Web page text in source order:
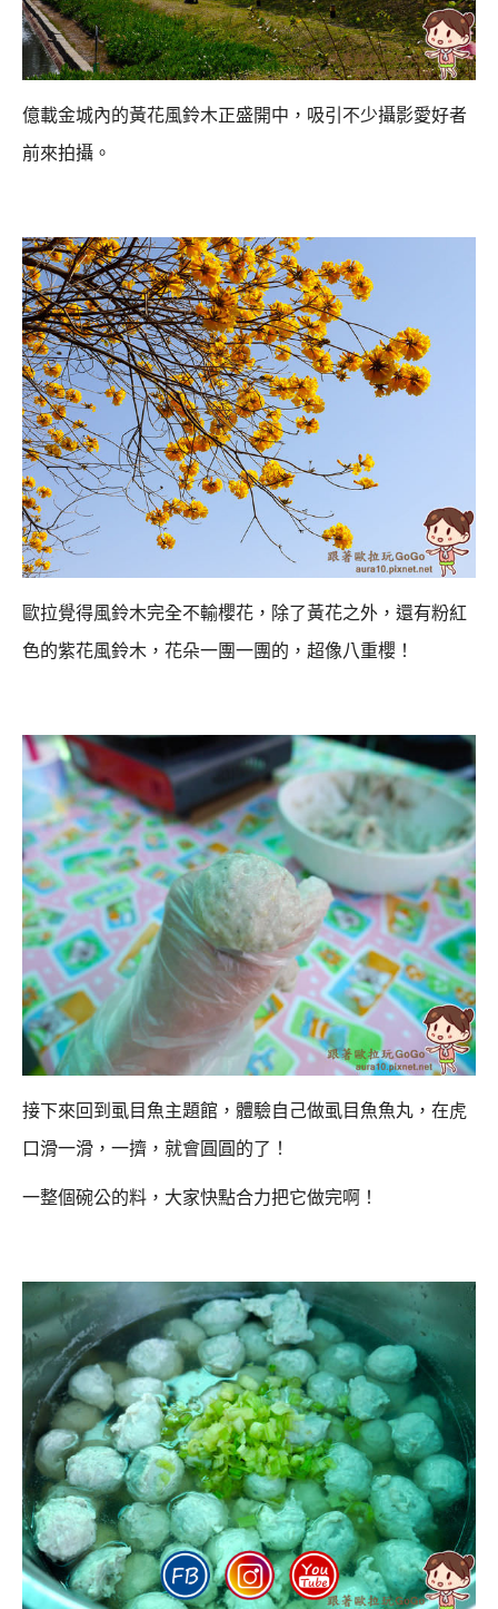
億載金城內的黃花風鈴木正盛開中，吸引不少攝影愛好者
前來拍攝。
歐拉覺得風鈴木完全不輸櫻花， 除了黃花之外，還有粉紅
色的紫花風鈴木，花朵一團一團的，超像八重櫻！
接下來回到虱目魚主題館，體驗自己做虱目魚魚丸， 在虎
口滑一滑，一擠，就會圓圓的了！
一整個碗公的料，大家快點合力把它做完啊！